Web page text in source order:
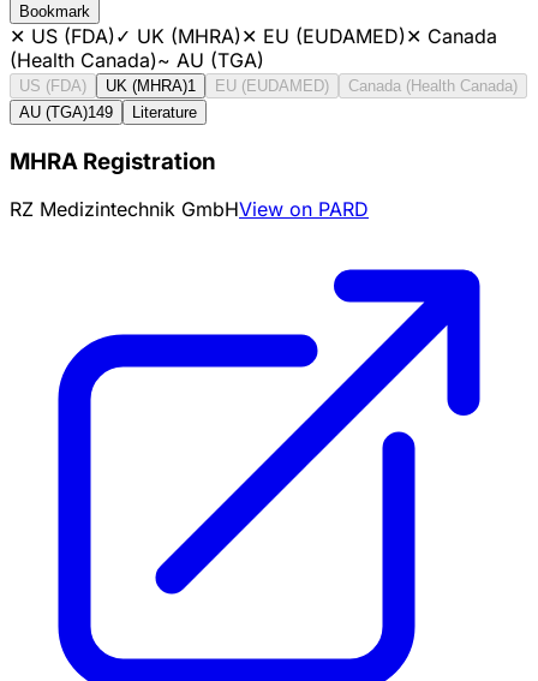
Bookmark
✕ US (FDA)✓ UK (MHRA)✕ EU (EUDAMED)✕ Canada
(Health Canada)~ AU (TGA)
US (FDA) UK (MHRA)1 EU (EUDAMED)
Canada (Health Canada)
AU (TGA)149 Literature
MHRA Registration
RZ Medizintechnik GmbHView on PARD